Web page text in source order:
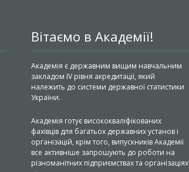
Вітаємо в Академії!
Академія є державним вищим навчальним
закладом IV рівня акредитації, який
належить до системи державної статистики
України.
Академія готує висококваліфікованих
фахівців для багатьох державних установ і
організацій, крім того, випускників Академії
все активніше запрошують до роботи на
різноманітних підприємствах та організаціях